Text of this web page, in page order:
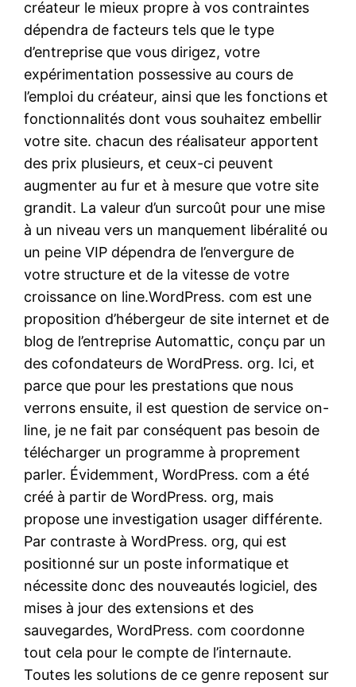
créateur le mieux propre à vos contraintes
dépendra de facteurs tels que le type
d’entreprise que vous dirigez, votre
expérimentation possessive au cours de
l’emploi du créateur, ainsi que les fonctions et
fonctionnalités dont vous souhaitez embellir
votre site. chacun des réalisateur apportent
des prix plusieurs, et ceux-ci peuvent
augmenter au fur et à mesure que votre site
grandit. La valeur d’un surcoût pour une mise
à un niveau vers un manquement libéralité ou
un peine VIP dépendra de l’envergure de
votre structure et de la vitesse de votre
croissance on line.WordPress. com est une
proposition d’hébergeur de site internet et de
blog de l’entreprise Automattic, conçu par un
des cofondateurs de WordPress. org. Ici, et
parce que pour les prestations que nous
verrons ensuite, il est question de service on-
line, je ne fait par conséquent pas besoin de
télécharger un programme à proprement
parler. Évidemment, WordPress. com a été
créé à partir de WordPress. org, mais
propose une investigation usager différente.
Par contraste à WordPress. org, qui est
positionné sur un poste informatique et
nécessite donc des nouveautés logiciel, des
mises à jour des extensions et des
sauvegardes, WordPress. com coordonne
tout cela pour le compte de l’internaute.
Toutes les solutions de ce genre reposent sur